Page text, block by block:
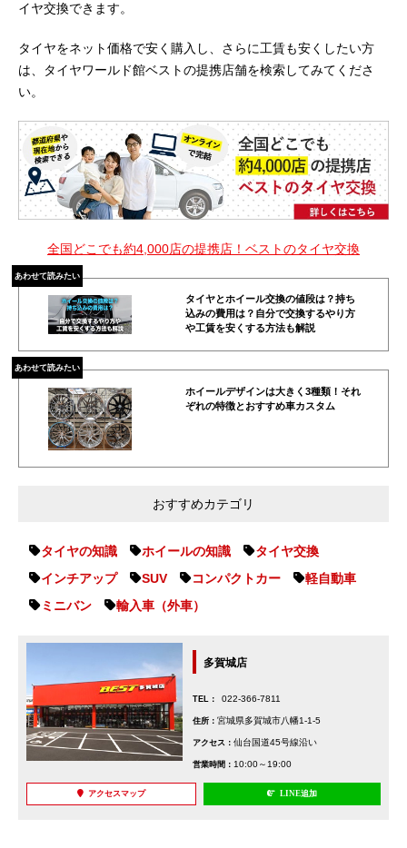
イヤ交換できます。
タイヤをネット価格で安く購入し、さらに工賃も安くしたい方
は、タイヤワールド館ベストの提携店舗を検索してみてくださ
い。
全国どこでも約4,000店の提携店！ベストのタイヤ交換
あわせて読みたい
タイヤとホイール交換の値段は？持ち
込みの費用は？自分で交換するやり方
や工賃を安くする方法も解説
あわせて読みたい
ホイールデザインは大きく3種類！それ
ぞれの特徴とおすすめ車カスタム
おすすめカテゴリ
タイヤの知識 ホイールの知識
タイヤ交換
インチアップ
SUV コンパクトカー
軽自動車
ミニバン
輸入車（外車）
多賀城店
TEL： 022-366-7811
住所：宮城県多賀城市八幡1-1-5
アクセス：仙台国道45号線沿い
営業時間： 10:00～19:00
アクセスマップ LINE追加